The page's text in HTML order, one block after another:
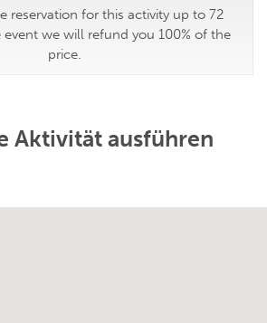
reservation for this activity up to 72
we will refund you 100% of the
price.
Aktivität ausführen